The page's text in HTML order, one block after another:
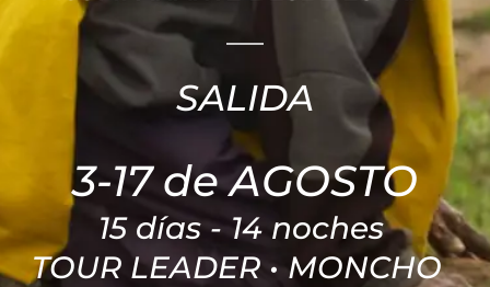
SALIDA
3-17 de AGOSTO
15 días - 14 noches
TOUR LEADER • MONCHO